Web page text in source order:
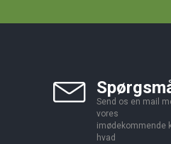
Send os en mail
vores
imødekommende
hvad